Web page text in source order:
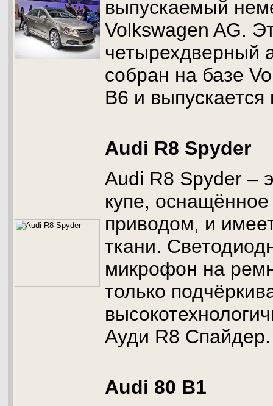
выпускаемый
Volkswagen AG.
четырехдверный
собран на базе
B6 и
Audi R8 Spyder
Audi R8 Spyder –
купе,
приводом, и
ткани.
микрофон на
только
Ауди R8 Спайдер.
Audi 80 B1